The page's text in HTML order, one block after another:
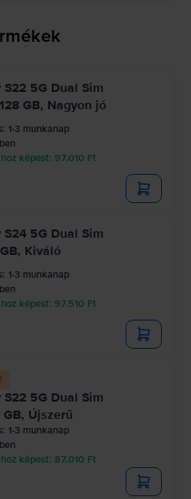
S22 5G Dual Sim
GB, Nagyon jó
1-3 munkanap
képest: 97.010 Ft
S24 5G Dual Sim
Kiváló
1-3 munkanap
képest: 97.510 Ft
S22 5G Dual Sim
Újszerű
1-3 munkanap
képest: 87.010 Ft